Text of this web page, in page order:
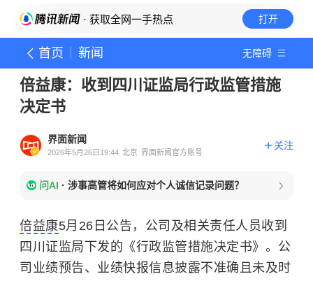
· 获取全网一手热点 打开
首页 新闻 无障碍
倍益康：收到四川证监局行政监管措施
决定书
界面新闻
2026年5月26日19:44 北京 界面新闻官方账号
关注
问AI · 涉事高管将如何应对个人诚信记录问题？
倍益康5月26日公告，公司及相关责任人员收到
四川证监局下发的《行政监管措施决定书》。公
司业绩预告、业绩快报信息披露不准确且未及时